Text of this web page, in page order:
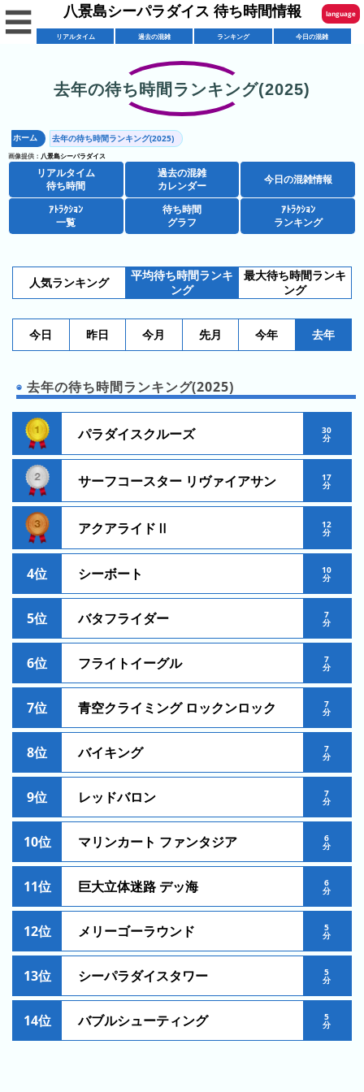
ア
ル
タ
時
間
混
雑
ー
カ
レ
ン
ダ
ー
ト
ラ
ン
一
覧
ョ
ッ
プ
一
ア
ト
ラ
ク
シ
ョ
ン
一
覧
人
気
ン
キ
ン
グ
今
日
ラ
キ
ン
グ
昨
日
の
ラ
ン
キ
ン
今
月
の
キ
ン
グ
先
月
の
ラ
ン
キ
ン
グ
今
年
の
English
한국어
ภาษาไทย
日本語
☰ 八景島シーパラダイス 待ち時間情報 language
リアルタイム 過去の混雑 ランキング 今日の混雑
去年の待ち時間ランキング(2025)
ホーム 去年の待ち時間ランキング(2025)
画像提供： 八景島シーパラダイス
リアルタイム
待ち時間
過去の混雑
カレンダー
今日の混雑情報
ｱﾄﾗｸｼｮﾝ
一覧
待ち時間
グラフ
ｱﾄﾗｸｼｮﾝ
ランキング
人気ランキング
平均待ち時間ランキ
ング
最大待ち時間ランキ
ング
今日 昨日 今月 先月 今年 去年
去年の待ち時間ランキング(2025)
パラダイスクルーズ 30
分
サーフコースター リヴァイアサン 17
分
アクアライドⅡ 12
分
4位 シーボート 10
分
5位 バタフライダー 7
分
6位 フライトイーグル 7
分
7位 青空クライミング ロックンロック 7
分
8位 バイキング 7
分
9位 レッドバロン 7
分
10位 マリンカート ファンタジア 6
分
11位 巨大立体迷路 デッ海 6
分
12位 メリーゴーラウンド 5
分
13位 シーパラダイスタワー 5
分
14位 バブルシューティング 5
分